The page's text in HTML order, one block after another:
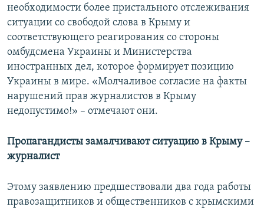
необходимости более пристального отслеживания
ситуации со свободой слова в Крыму и
соответствующего реагирования со стороны
омбудсмена Украины и Министерства
иностранных дел, которое формирует позицию
Украины в мире. «Молчаливое согласие на факты
нарушений прав журналистов в Крыму
недопустимо!» – отмечают они.
Пропагандисты замалчивают ситуацию в Крыму –
журналист
Этому заявлению предшествовали два года работы
правозащитников и общественников с крымскими